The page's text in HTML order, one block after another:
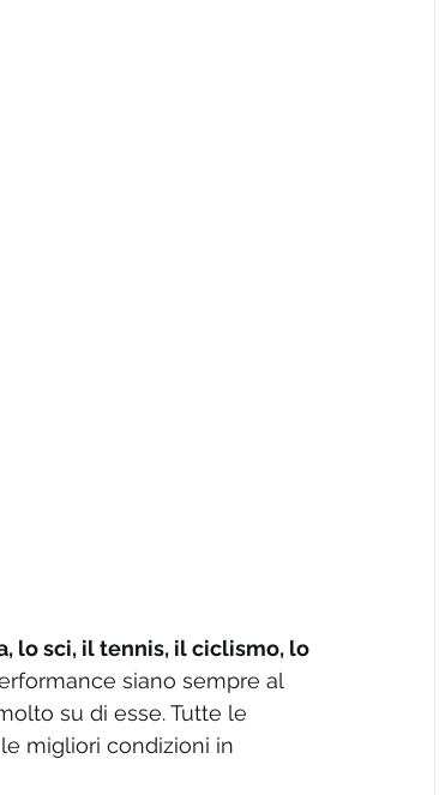
lo sci, il tennis, il ciclismo, lo
siano sempre al
su di esse. Tutte le
migliori condizioni in